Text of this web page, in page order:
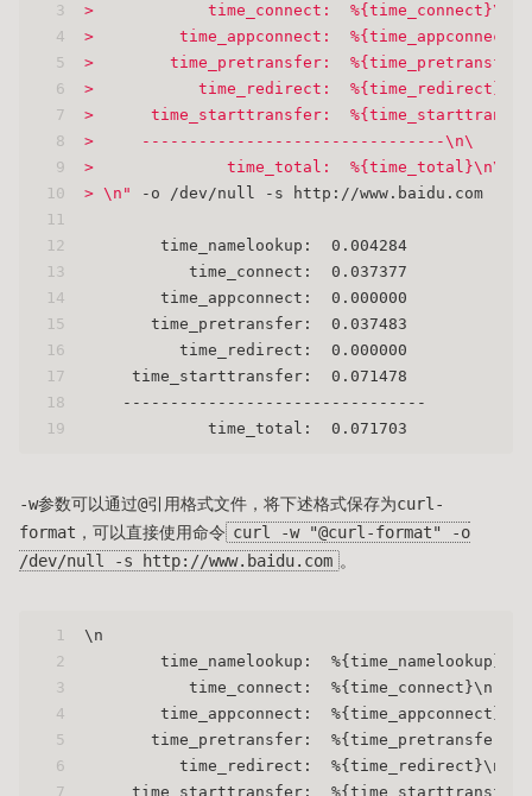
3
4
5
6
7
8
9
10
11
12
13
14
15
16
17
18
19
>            time_connect:  %{time_connect}\n\
>         time_appconnect:
>        time_pretransfer:
>           time_redirect:  %{time_redirect}\n\
>      time_starttransfer:
>     --------------------------------\n\
>              time_total:  %{time_total}\n\
> \n"
-o /dev/null -s http://www.baidu.com
        time_namelookup:  0.004284
           time_connect:  0.037377
        time_appconnect:  0.000000
       time_pretransfer:  0.037483
          time_redirect:  0.000000
     time_starttransfer:  0.071478
    --------------------------------
             time_total:  0.071703
-w参数可以通过@引用格式文件，将下述格式保存为curl-
format，可以直接使用命令 curl -w "@curl-format" -o
/dev/null -s http://www.baidu.com 。
1
2
3
4
5
6
7
\n
        time_namelookup:  %{time_namelookup}\n
           time_connect:  %{time_connect}\n
        time_appconnect:  %{time_appconnect}\n
       time_pretransfer:  %{time_pretransfer}\n
          time_redirect:  %{time_redirect}\n
time_starttransfer: